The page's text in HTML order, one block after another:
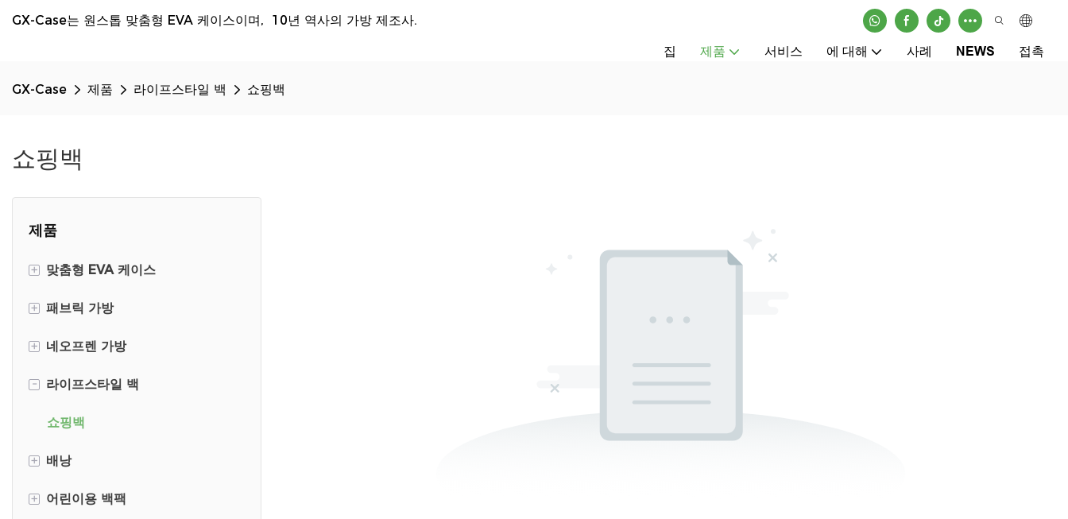
GX-Case는 원스톱 맞춤형 EVA 케이스이며, 10년 역사의 가방 제조사.
집 제품 서비스 에 대해 사례 NEWS 접촉
GX-Case 제품 라이프스타일 백 쇼핑백
쇼핑백
제품
+ 맞춤형 EVA 케이스
DJI Mini 3 Travel Case
DJ 휴대용 케이스
필통
스위치 운반 케이스
VR 휴대용 케이스
스키 고글 케이스
+ 패브릭 가방
키드 백팩
학교 배낭
봉제 가방
응급처치 키트 가방
애완동물 가방
+ 네오프렌 가방
네오프렌 키드 백팩
- 라이프스타일 백
쇼핑백
+ 배낭
코듀로이 백팩
+ 어린이용 백팩